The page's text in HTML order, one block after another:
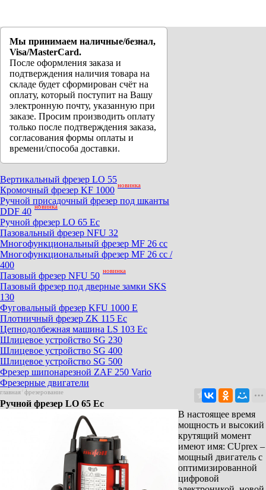
Мы принимаем наличные/безнал,
Visa/MasterCard.
После оформления заказа и
подтверждения наличия товара на
складе будет сформирован счёт на
оплату, который поступит на Вашу
электронную почту, указанную при
заказе. Просим производить оплату
только после подтверждения заказа,
согласования формы оплаты и
времени/способа доставки.
Вертикальный фрезер LO 55
Кромочный фрезер KF 1000 новинка
Ручной присадочный фрезер под шканты
DDF 40 новинка
Ручной фрезер LO 65 Ec
Пазовальный фрезер NFU 32
Mногофункциональный фрезер MF 26 cc
Mногофункциональный фрезер MF 26 cc /
400
Пазовый фрезер NFU 50 новинка
Пазовый фрезер под дверные замки SKS
130
Фуговальный фрезер KFU 1000 E
Плотничный фрезер ZK 115 Ec
Цепнодолбежная машина LS 103 Ec
Шлицевое устройство SG 230
Шлицевое устройство SG 400
Шлицевое устройство SG 500
Фрезер шипонарезной ZAF 250 Vario
Фрезерные двигатели
главная / фрезерование
Ручной фрезер LO 65 Ec
В настоящее время
мощность и высокий
крутящий момент
имеют имя: CUprex –
мощный двигатель с
оптимизированной
цифровой